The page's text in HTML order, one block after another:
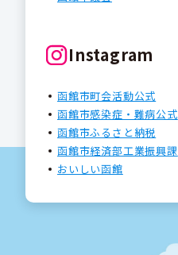
Instagram
函館市町会活動公式
函館市感染症・難病公式
函館市ふるさと納税
函館市経済部工業振興課
おいしい函館